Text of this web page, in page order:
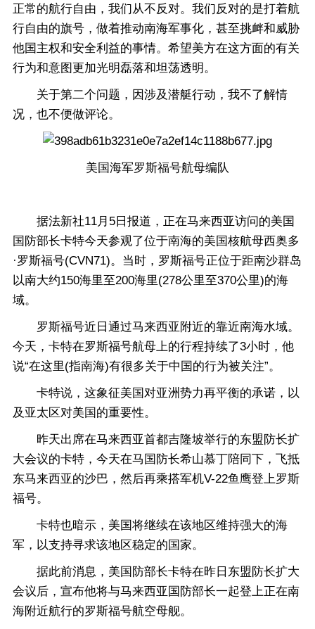
正常的航行自由，我们从不反对。我们反对的是打着航
行自由的旗号，做着推动南海军事化，甚至挑衅和威胁
他国主权和安全利益的事情。希望美方在这方面的有关
行为和意图更加光明磊落和坦荡透明。
关于第二个问题，因涉及潜艇行动，我不了解情
况，也不便做评论。
美国海军罗斯福号航母编队
据法新社11月5日报道，正在马来西亚访问的美国
国防部长卡特今天参观了位于南海的美国核航母西奥多
·罗斯福号(CVN71)。当时，罗斯福号正位于距南沙群岛
以南大约150海里至200海里(278公里至370公里)的海
域。
罗斯福号近日通过马来西亚附近的靠近南海水域。
今天，卡特在罗斯福号航母上的行程持续了3小时，他
说“在这里(指南海)有很多关于中国的行为被关注”。
卡特说，这象征美国对亚洲势力再平衡的承诺，以
及亚太区对美国的重要性。
昨天出席在马来西亚首都吉隆坡举行的东盟防长扩
大会议的卡特，今天在马国防长希山慕丁陪同下，飞抵
东马来西亚的沙巴，然后再乘搭军机V-22鱼鹰登上罗斯
福号。
卡特也暗示，美国将继续在该地区维持强大的海
军，以支持寻求该地区稳定的国家。
据此前消息，美国防部长卡特在昨日东盟防长扩大
会议后，宣布他将与马来西亚国防部长一起登上正在南
海附近航行的罗斯福号航空母舰。